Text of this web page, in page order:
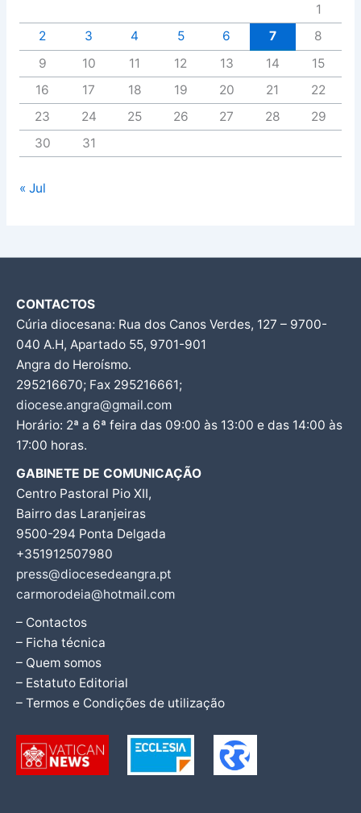
1
2
3 4 5 6 7
8
9
10 11 12 13 14
15
16
17 18 19 20 21
22
23
24 25 26 27 28
29
30
31
« Jul
CONTACTOS
Cúria diocesana: Rua dos Canos Verdes, 127 – 9700-
040 A.H, Apartado 55, 9701-901
Angra do Heroísmo.
295216670; Fax 295216661;
diocese.angra@gmail.com
Horário: 2ª a 6ª feira das 09:00 às 13:00 e das 14:00 às
17:00 horas.
GABINETE DE COMUNICAÇÃO
Centro Pastoral Pio XII,
Bairro das Laranjeiras
9500-294 Ponta Delgada
+351912507980
press@diocesedeangra.pt
carmorodeia@hotmail.com
– Contactos
– Ficha técnica
– Quem somos
– Estatuto Editorial
– Termos e Condições de utilização